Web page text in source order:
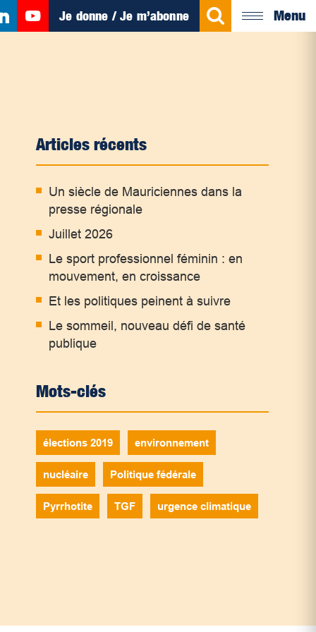
Je donne / Je m’abonne Menu
Articles récents
Un siècle de Mauriciennes dans la
presse régionale
Juillet 2026
Le sport professionnel féminin : en
mouvement, en croissance
Et les politiques peinent à suivre
Le sommeil, nouveau défi de santé
publique
Mots-clés
élections 2019 environnement
nucléaire Politique fédérale
Pyrrhotite TGF urgence climatique